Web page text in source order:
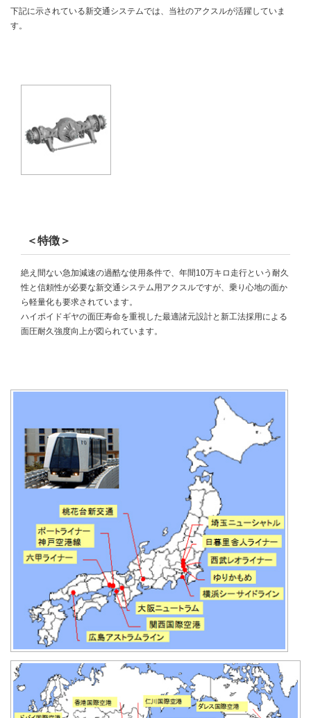
下記に示されている新交通システムでは、当社のアクスルが活躍していま
す。
＜特徴＞
絶え間ない急加減速の過酷な使用条件で、年間10万キロ走行という耐久
性と信頼性が必要な新交通システム用アクスルですが、乗り心地の面か
ら軽量化も要求されています。
ハイポイドギヤの面圧寿命を重視した最適諸元設計と新工法採用による
面圧耐久強度向上が図られています。